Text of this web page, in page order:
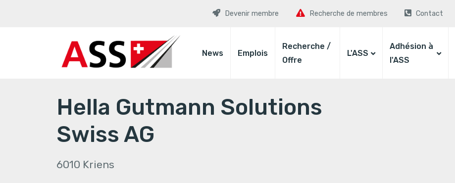
Devenir membre Recherche de membres Contact
News Emplois
Recherche /
Offre
L'ASS
Adhésion à
l'ASS
Hella Gutmann Solutions
Swiss AG
6010 Kriens